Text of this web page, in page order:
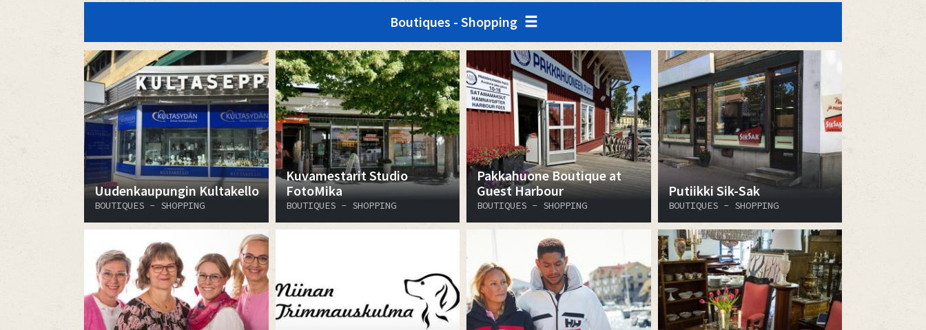
Boutiques - Shopping
Uudenkaupungin Kultakello
BOUTIQUES - SHOPPING
Kuvamestarit Studio
FotoMika
BOUTIQUES - SHOPPING
Pakkahuone Boutique at
Guest Harbour
BOUTIQUES - SHOPPING
Putiikki Sik-Sak
BOUTIQUES - SHOPPING